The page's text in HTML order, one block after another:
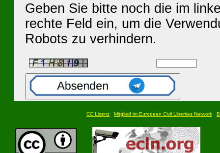
Geben Sie bitte noch die im
rechte Feld ein, um die
Robots zu verhindern.
CC Lizenz Mitglied im European Civil Liberties Network